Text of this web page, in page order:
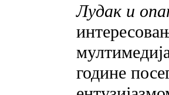
Лудак и
године